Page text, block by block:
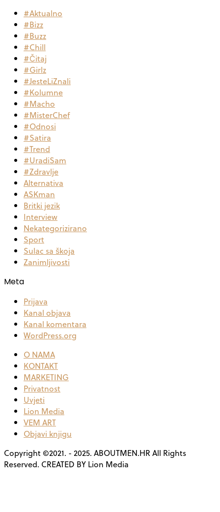
#Aktualno
#Bizz
#Buzz
#Chill
#Čitaj
#Girlz
#JesteLiZnali
#Kolumne
#Macho
#MisterChef
#Odnosi
#Satira
#Trend
#UradiSam
#Zdravlje
Alternativa
ASKman
Britki jezik
Interview
Nekategorizirano
Sport
Sulac sa škoja
Zanimljivosti
Meta
Prijava
Kanal objava
Kanal komentara
WordPress.org
O NAMA
KONTAKT
MARKETING
Privatnost
Uvjeti
Lion Media
VEM ART
Objavi knjigu
Copyright ©2021. - 2025. ABOUTMEN.HR All Rights
Reserved. CREATED BY Lion Media